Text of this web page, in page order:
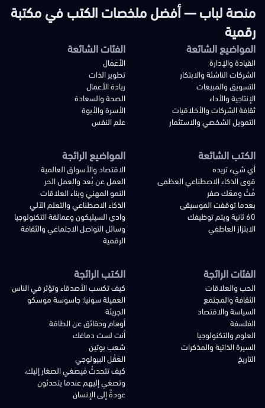
منصة لباب — أفضل ملخصات الكتب في مكتبة
رقمية
المواضيع الشائعة
القيادة والإدارة
الشركات الناشئة والابتكار
التسويق والمبيعات
الإنتاجية والأداء
ثقافة الشركات والأخلاقيات
التمويل الشخصي والاستثمار
الفئات الشائعة
الأعمال
تطوير الذات
ريادة الأعمال
الصحة والسعادة
الأسرة والأبوة
علم النفس
الكتب الشائعة
أي شيء تريده
قوى الذكاء الاصطناعي العظمى
مُتْ ومعَك صفر
بعدما توقفت الموسيقى
60 ثانية ويتم توظيفك
الابتزاز العاطفي
المواضيع الرائجة
الاقتصاد والأسواق العالمية
العمل عن بُعد والعمل الحر
النمو المهني وبناء العلاقات
الذكاء الاصطناعي والتعلم الآلي
وادي السيليكون وعمالقة التكنولوجيا
وسائل التواصل الاجتماعي والثقافة
الرقمية
الفئات الرائجة
الحب والعلاقات
الثقافة والمجتمع
السياسة والاقتصاد
الفلسفة
العلوم والتكنولوجيا
السيرة الذاتية والمذكرات
التاريخ
الكتب الرائجة
كيف تكسب الأصدقاء وتؤثر في الناس
العميلة سونيا: جاسوسة موسكو
الجريئة
أوهام وحقائق عن الطاقة
أنت لست دماغك
شعب بوتين
العَقْل البيولوجي
كيف تتحدثُ فيصغي الصغار إليك،
وتصغي إليهم عندما يتحدثون
عودةٌ إلى الإنسان